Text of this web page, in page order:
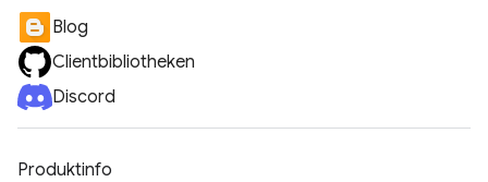
Blog
Clientbibliotheken
Discord
Produktinfo